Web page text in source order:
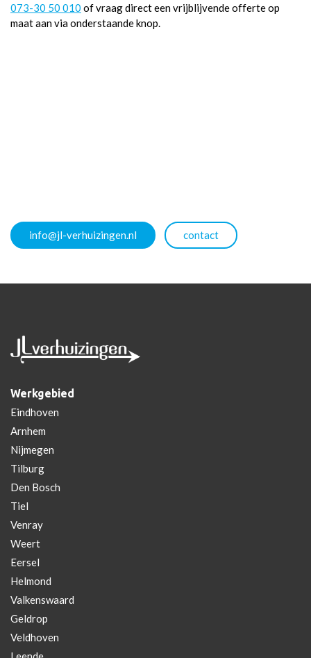
073-30 50 010 of vraag direct een vrijblijvende offerte op
maat aan via onderstaande knop.
info@jl-verhuizingen.nl contact
Werkgebied
Eindhoven
Arnhem
Nijmegen
Tilburg
Den Bosch
Tiel
Venray
Weert
Eersel
Helmond
Valkenswaard
Geldrop
Veldhoven